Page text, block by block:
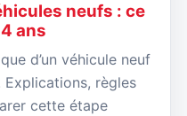
neufs : ce
ans
d’un véhicule neuf
Explications, règles
cette étape